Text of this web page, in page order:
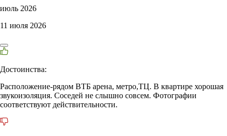
июль 2026
11 июля 2026
Достоинства:
Расположение-рядом ВТБ арена, метро,ТЦ. В квартире хорошая
звукоизоляция. Соседей не слышно совсем. Фотографии
соответствуют действительности.